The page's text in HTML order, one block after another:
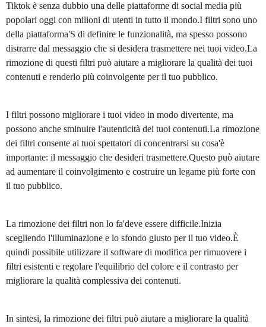
Tiktok è senza dubbio una delle piattaforme di social media più
popolari oggi con milioni di utenti in tutto il mondo.I filtri sono uno
della piattaforma'S di definire le funzionalità, ma spesso possono
distrarre dal messaggio che si desidera trasmettere nei tuoi video.La
rimozione di questi filtri può aiutare a migliorare la qualità dei tuoi
contenuti e renderlo più coinvolgente per il tuo pubblico.
I filtri possono migliorare i tuoi video in modo divertente, ma
possono anche sminuire l'autenticità dei tuoi contenuti.La rimozione
dei filtri consente ai tuoi spettatori di concentrarsi su cosa'è
importante: il messaggio che desideri trasmettere.Questo può aiutare
ad aumentare il coinvolgimento e costruire un legame più forte con
il tuo pubblico.
La rimozione dei filtri non lo fa'deve essere difficile.Inizia
scegliendo l'illuminazione e lo sfondo giusto per il tuo video.È
quindi possibile utilizzare il software di modifica per rimuovere i
filtri esistenti e regolare l'equilibrio del colore e il contrasto per
migliorare la qualità complessiva dei contenuti.
In sintesi, la rimozione dei filtri può aiutare a migliorare la qualità